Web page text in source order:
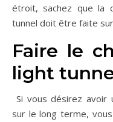
étroit, sachez que la
tunnel doit être faite
Faire le
light
Si vous désirez avoir
sur le long terme,